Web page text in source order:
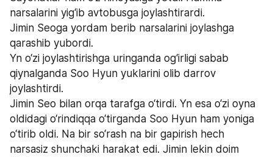
narsalarini yig‘ib avtobusga joylashtirardi.
Jimin Seoga yordam berib narsalarini joylashga
qarashib yubordi.
Yn o‘zi joylashtirishga uringanda og‘irligi sabab
qiynalganda Soo Hyun yuklarini olib darrov
joylashtirdi.
Jimin Seo bilan orqa tarafga o‘tirdi. Yn esa o‘zi oyna
oldidagi o‘rindiqqa o‘tirganda Soo Hyun ham yoniga
o‘tirib oldi. Na bir so‘rash na bir gapirish hech
narsasiz shunchaki harakat edi. Jimin lekin doim